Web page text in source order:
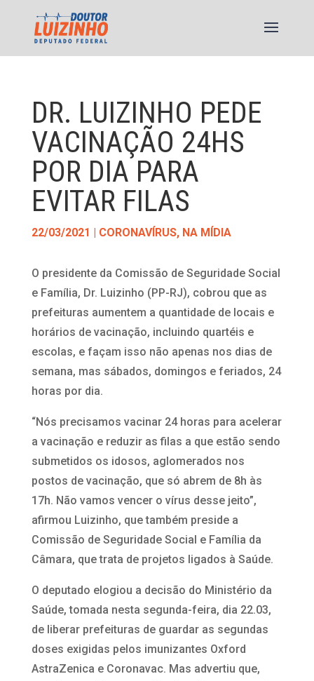
DR. LUIZINHO PEDE
VACINAÇÃO 24HS
POR DIA PARA
EVITAR FILAS
22/03/2021 | CORONAVÍRUS, NA MÍDIA
O presidente da Comissão de Seguridade Social
e Família, Dr. Luizinho (PP-RJ), cobrou que as
prefeituras aumentem a quantidade de locais e
horários de vacinação, incluindo quartéis e
escolas, e façam isso não apenas nos dias de
semana, mas sábados, domingos e feriados, 24
horas por dia.
“Nós precisamos vacinar 24 horas para acelerar
a vacinação e reduzir as filas a que estão sendo
submetidos os idosos, aglomerados nos
postos de vacinação, que só abrem de 8h às
17h. Não vamos vencer o vírus desse jeito”,
afirmou Luizinho, que também preside a
Comissão de Seguridade Social e Família da
Câmara, que trata de projetos ligados à Saúde.
O deputado elogiou a decisão do Ministério da
Saúde, tomada nesta segunda-feira, dia 22.03,
de liberar prefeituras de guardar as segundas
doses exigidas pelos imunizantes Oxford
AstraZenica e Coronavac. Mas advertiu que,